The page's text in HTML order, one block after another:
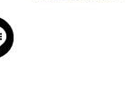
「人の想いが巡
チになり、